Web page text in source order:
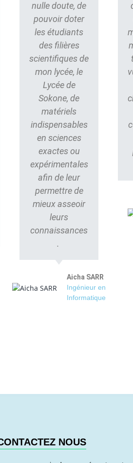
nulle doute, de
pouvoir doter
les étudiants
des filières
scientifiques de
mon lycée, le
Lycée de
Sokone, de
matériels
indispensables
en sciences
exactes ou
expérimentales
afin de leur
permettre de
mieux asseoir
leurs
connaissances
.
Aicha SARR
Ingénieur en
Informatique
NOUS